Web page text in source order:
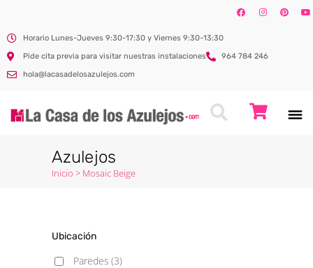
Horario Lunes-Jueves 9:30-17:30 y Viernes 9:30-13:30
Pide cita previa para visitar nuestras instalaciones
964 784 246
hola@lacasadelosazulejos.com
Azulejos
Inicio > Mosaic Beige
Ubicación
Paredes (3)